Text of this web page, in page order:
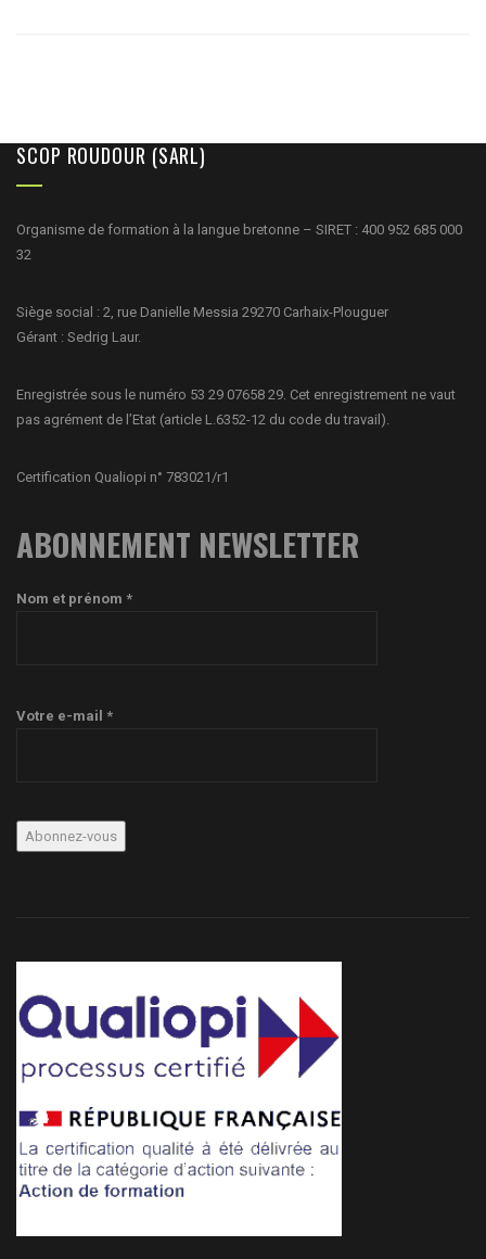
SCOP ROUDOUR (SARL)
Organisme de formation à la langue bretonne – SIRET : 400 952 685 000
32
Siège social : 2, rue Danielle Messia 29270 Carhaix-Plouguer
Gérant : Sedrig Laur.
Enregistrée sous le numéro 53 29 07658 29. Cet enregistrement ne vaut
pas agrément de l’Etat (article L.6352-12 du code du travail).
Certification Qualiopi n° 783021/r1
ABONNEMENT NEWSLETTER
Nom et prénom *
Votre e-mail *